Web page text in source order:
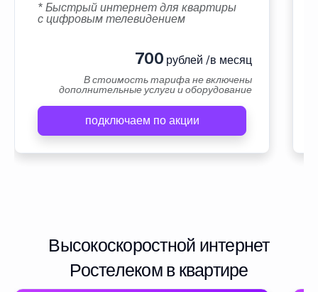
* Быстрый интернет для квартиры
с цифровым телевидением
700 рублей /в месяц
В стоимость тарифа не включены
дополнительные услуги и оборудование
подключаем по акции
Высокоскоростной интернет
Ростелеком в квартире